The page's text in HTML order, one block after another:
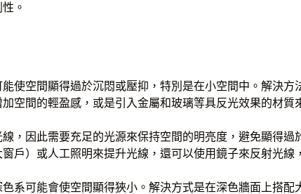
。
能使空間顯得過於沉悶或壓抑，特別是在小空間中。解決方
空間的輕盈感，或是引入金屬和玻璃等具反光效果的材質
線，因此需要充足的光源來保持空間的明亮度，避免顯得過
戶）或人工照明來提升光線，還可以使用鏡子來反射光線
系可能會使空間顯得狹小。解決方式是在深色牆面上搭配